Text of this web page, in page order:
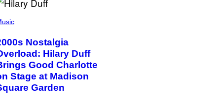
Nostalgia
Hilary Duff
Good Charlotte
Stage at Madison
Garden